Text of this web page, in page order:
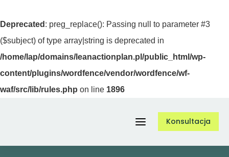
Deprecated : preg_replace(): Passing null to parameter #3
($subject) of type array|string is deprecated in
/home/lap/domains/leanactionplan.pl/public_html/wp-
content/plugins/wordfence/vendor/wordfence/wf-
waf/src/lib/rules.php on line 1896
Toggle
Navigation
Konsultacja